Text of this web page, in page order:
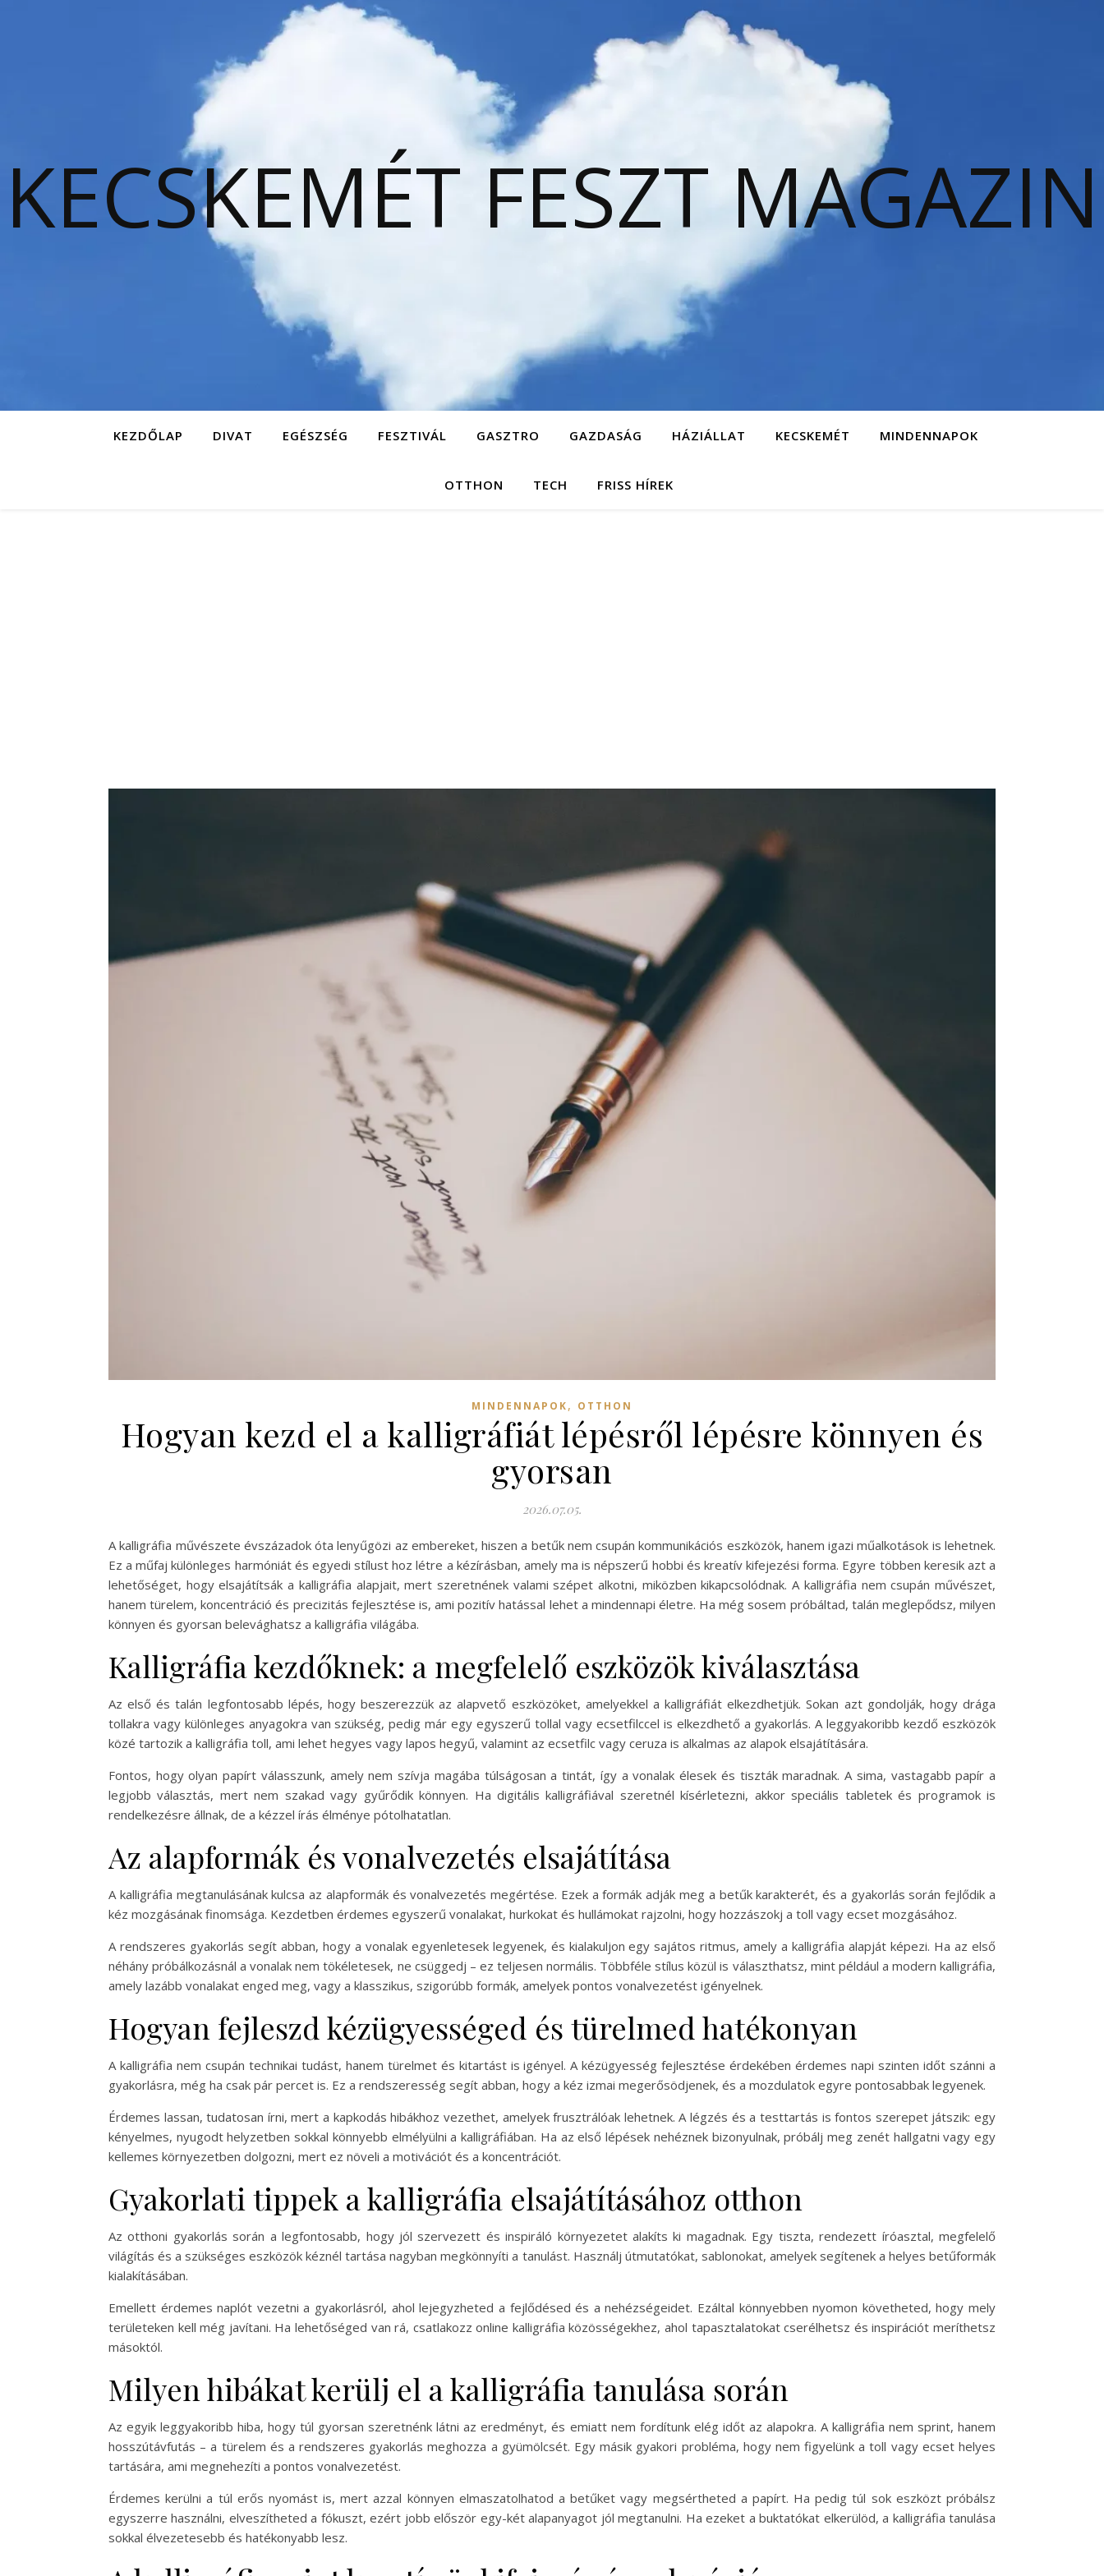
KECSKEMÉT FESZT MAGAZIN
KEZDŐLAP DIVAT EGÉSZSÉG FESZTIVÁL GASZTRO GAZDASÁG HÁZIÁLLAT KECSKEMÉT MINDENNAPOK
OTTHON TECH FRISS HÍREK
MINDENNAPOK, OTTHON
Hogyan kezd el a kalligráfiát lépésről lépésre könnyen és
gyorsan
2026.07.05.
A kalligráfia művészete évszázadok óta lenyűgözi az embereket, hiszen a betűk nem csupán kommunikációs eszközök, hanem igazi műalkotások is lehetnek.
Ez a műfaj különleges harmóniát és egyedi stílust hoz létre a kézírásban, amely ma is népszerű hobbi és kreatív kifejezési forma. Egyre többen keresik azt a
lehetőséget, hogy elsajátítsák a kalligráfia alapjait, mert szeretnének valami szépet alkotni, miközben kikapcsolódnak. A kalligráfia nem csupán művészet,
hanem türelem, koncentráció és precizitás fejlesztése is, ami pozitív hatással lehet a mindennapi életre. Ha még sosem próbáltad, talán meglepődsz, milyen
könnyen és gyorsan belevághatsz a kalligráfia világába.
Kalligráfia kezdőknek: a megfelelő eszközök kiválasztása
Az első és talán legfontosabb lépés, hogy beszerezzük az alapvető eszközöket, amelyekkel a kalligráfiát elkezdhetjük. Sokan azt gondolják, hogy drága
tollakra vagy különleges anyagokra van szükség, pedig már egy egyszerű tollal vagy ecsetfilccel is elkezdhető a gyakorlás. A leggyakoribb kezdő eszközök
közé tartozik a kalligráfia toll, ami lehet hegyes vagy lapos hegyű, valamint az ecsetfilc vagy ceruza is alkalmas az alapok elsajátítására.
Fontos, hogy olyan papírt válasszunk, amely nem szívja magába túlságosan a tintát, így a vonalak élesek és tiszták maradnak. A sima, vastagabb papír a
legjobb választás, mert nem szakad vagy gyűrődik könnyen. Ha digitális kalligráfiával szeretnél kísérletezni, akkor speciális tabletek és programok is
rendelkezésre állnak, de a kézzel írás élménye pótolhatatlan.
Az alapformák és vonalvezetés elsajátítása
A kalligráfia megtanulásának kulcsa az alapformák és vonalvezetés megértése. Ezek a formák adják meg a betűk karakterét, és a gyakorlás során fejlődik a
kéz mozgásának finomsága. Kezdetben érdemes egyszerű vonalakat, hurkokat és hullámokat rajzolni, hogy hozzászokj a toll vagy ecset mozgásához.
A rendszeres gyakorlás segít abban, hogy a vonalak egyenletesek legyenek, és kialakuljon egy sajátos ritmus, amely a kalligráfia alapját képezi. Ha az első
néhány próbálkozásnál a vonalak nem tökéletesek, ne csüggedj – ez teljesen normális. Többféle stílus közül is választhatsz, mint például a modern kalligráfia,
amely lazább vonalakat enged meg, vagy a klasszikus, szigorúbb formák, amelyek pontos vonalvezetést igényelnek.
Hogyan fejleszd kézügyességed és türelmed hatékonyan
A kalligráfia nem csupán technikai tudást, hanem türelmet és kitartást is igényel. A kézügyesség fejlesztése érdekében érdemes napi szinten időt szánni a
gyakorlásra, még ha csak pár percet is. Ez a rendszeresség segít abban, hogy a kéz izmai megerősödjenek, és a mozdulatok egyre pontosabbak legyenek.
Érdemes lassan, tudatosan írni, mert a kapkodás hibákhoz vezethet, amelyek frusztrálóak lehetnek. A légzés és a testtartás is fontos szerepet játszik: egy
kényelmes, nyugodt helyzetben sokkal könnyebb elmélyülni a kalligráfiában. Ha az első lépések nehéznek bizonyulnak, próbálj meg zenét hallgatni vagy egy
kellemes környezetben dolgozni, mert ez növeli a motivációt és a koncentrációt.
Gyakorlati tippek a kalligráfia elsajátításához otthon
Az otthoni gyakorlás során a legfontosabb, hogy jól szervezett és inspiráló környezetet alakíts ki magadnak. Egy tiszta, rendezett íróasztal, megfelelő
világítás és a szükséges eszközök kéznél tartása nagyban megkönnyíti a tanulást. Használj útmutatókat, sablonokat, amelyek segítenek a helyes betűformák
kialakításában.
Emellett érdemes naplót vezetni a gyakorlásról, ahol lejegyzheted a fejlődésed és a nehézségeidet. Ezáltal könnyebben nyomon követheted, hogy mely
területeken kell még javítani. Ha lehetőséged van rá, csatlakozz online kalligráfia közösségekhez, ahol tapasztalatokat cserélhetsz és inspirációt meríthetsz
másoktól.
Milyen hibákat kerülj el a kalligráfia tanulása során
Az egyik leggyakoribb hiba, hogy túl gyorsan szeretnénk látni az eredményt, és emiatt nem fordítunk elég időt az alapokra. A kalligráfia nem sprint, hanem
hosszútávfutás – a türelem és a rendszeres gyakorlás meghozza a gyümölcsét. Egy másik gyakori probléma, hogy nem figyelünk a toll vagy ecset helyes
tartására, ami megnehezíti a pontos vonalvezetést.
Érdemes kerülni a túl erős nyomást is, mert azzal könnyen elmaszatolhatod a betűket vagy megsértheted a papírt. Ha pedig túl sok eszközt próbálsz
egyszerre használni, elveszítheted a fókuszt, ezért jobb először egy-két alapanyagot jól megtanulni. Ha ezeket a buktatókat elkerülöd, a kalligráfia tanulása
sokkal élvezetesebb és hatékonyabb lesz.